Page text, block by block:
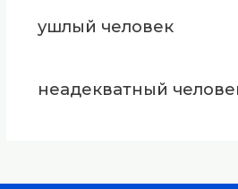
ушлый человек
неадекватный